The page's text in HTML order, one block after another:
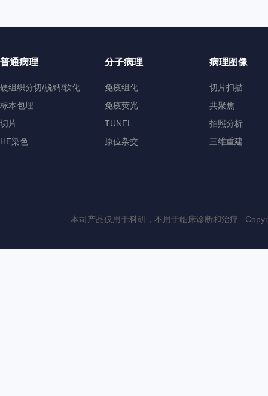
普通病理
硬组织分切/脱钙/软化
标本包埋
切片
HE染色
分子病理
免疫组化
免疫荧光
TUNEL
原位杂交
病理图像
切片扫描
共聚焦
拍照分析
三维重建
本司产品仅用于科研，不用于临床诊断和治疗